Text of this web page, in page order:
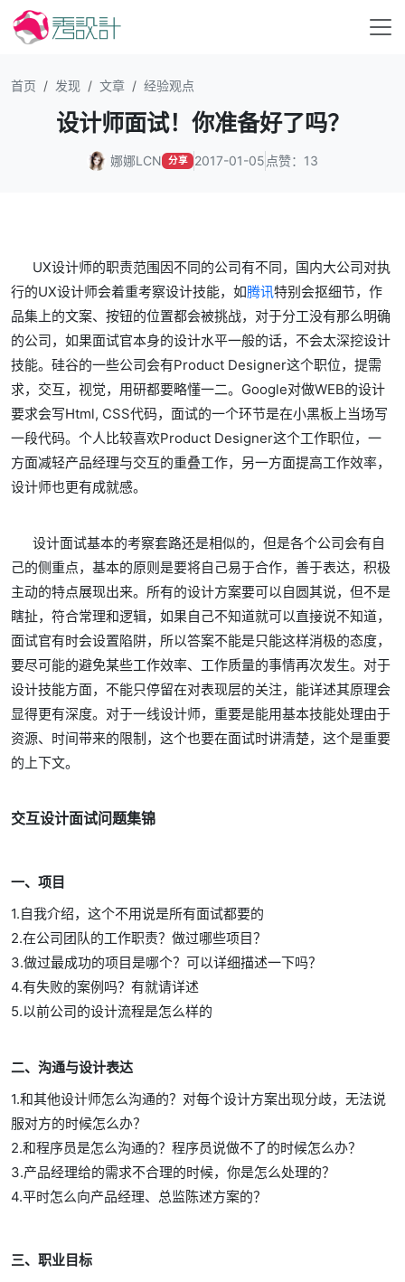
首页 发现 文章 经验观点
设计师面试！你准备好了吗？
娜娜LCN 分享 2017-01-05 点赞：13
UX设计师的职责范围因不同的公司有不同，国内大公司对执
行的UX设计师会着重考察设计技能，如腾讯特别会抠细节，作
品集上的文案、按钮的位置都会被挑战，对于分工没有那么明确
的公司，如果面试官本身的设计水平一般的话，不会太深挖设计
技能。硅谷的一些公司会有Product Designer这个职位，提需
求，交互，视觉，用研都要略懂一二。Google对做WEB的设计
要求会写Html, CSS代码，面试的一个环节是在小黑板上当场写
一段代码。个人比较喜欢Product Designer这个工作职位，一
方面减轻产品经理与交互的重叠工作，另一方面提高工作效率，
设计师也更有成就感。
设计面试基本的考察套路还是相似的，但是各个公司会有自
己的侧重点，基本的原则是要将自己易于合作，善于表达，积极
主动的特点展现出来。所有的设计方案要可以自圆其说，但不是
瞎扯，符合常理和逻辑，如果自己不知道就可以直接说不知道，
面试官有时会设置陷阱，所以答案不能是只能这样消极的态度，
要尽可能的避免某些工作效率、工作质量的事情再次发生。对于
设计技能方面，不能只停留在对表现层的关注，能详述其原理会
显得更有深度。对于一线设计师，重要是能用基本技能处理由于
资源、时间带来的限制，这个也要在面试时讲清楚，这个是重要
的上下文。
交互设计面试问题集锦
一、项目
1.自我介绍，这个不用说是所有面试都要的
2.在公司团队的工作职责？做过哪些项目？
3.做过最成功的项目是哪个？可以详细描述一下吗？
4.有失败的案例吗？有就请详述
5.以前公司的设计流程是怎么样的
二、沟通与设计表达
1.和其他设计师怎么沟通的？对每个设计方案出现分歧，无法说
服对方的时候怎么办？
2.和程序员是怎么沟通的？程序员说做不了的时候怎么办？
3.产品经理给的需求不合理的时候，你是怎么处理的？
4.平时怎么向产品经理、总监陈述方案的？
三、职业目标